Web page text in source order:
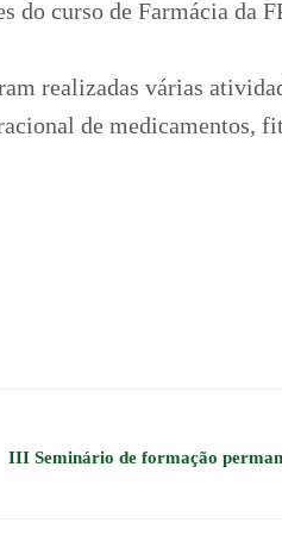
do curso de Farmácia da
realizadas várias
de medicamentos,
III Seminário de formação